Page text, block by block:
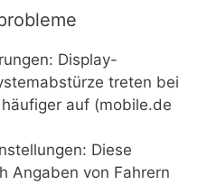
Display-
treten bei
auf (mobile.de
Diese
Angaben von Fahrern